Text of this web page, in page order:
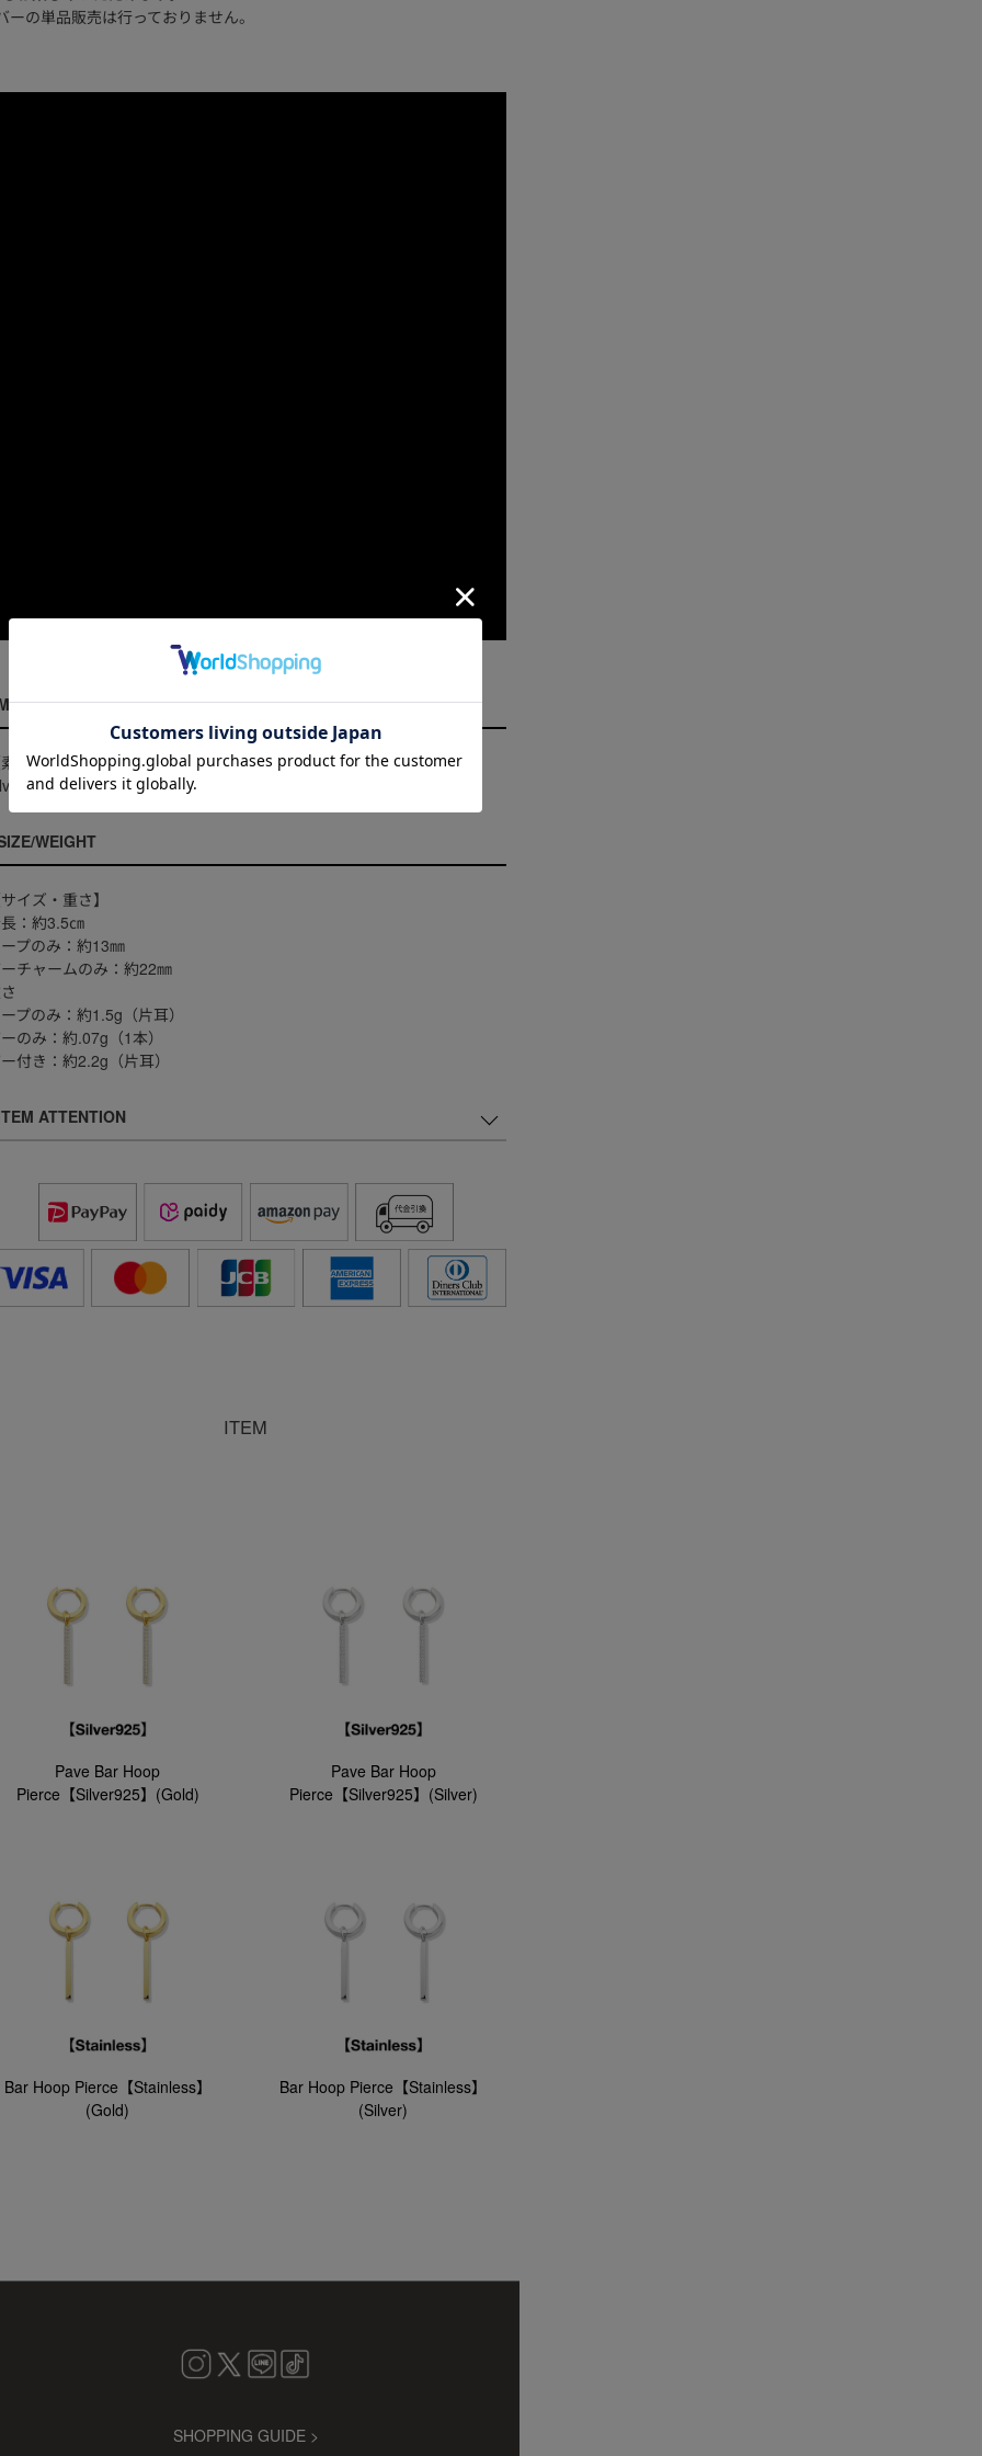
ーの単品販売は行っておりません。
素材】
・キュービックジルコニア
WEIGHT
サイズ・重さ】
：約3.5㎝
プのみ：約13㎜
チャームのみ：約22㎜
プのみ：約1.5g（片耳）
のみ：約.07g（1本）
付き：約2.2g（片耳）
ATTENTION
ITEM
Pave Bar Hoop
Pierce【Silver925】(Gold)
Pave Bar Hoop
Pierce【Silver925】(Silver)
Bar Hoop Pierce【Stainless】
(Gold)
Bar Hoop Pierce【Stainless】
(Silver)
SHOPPING GUIDE >